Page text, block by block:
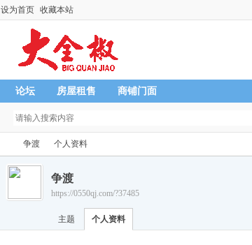
设为首页 收藏本站
论坛 房屋租售 商铺门面
›
争渡 个人资料
争渡
https://0550qj.com/?37485
主题 个人资料